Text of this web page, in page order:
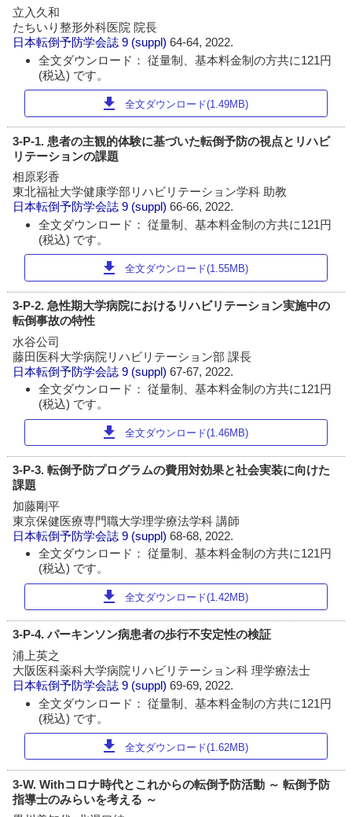
立入久和
たちいり整形外科医院 院長
日本転倒予防学会誌 9 (suppl)64-64, 2022.
全文ダウンロード： 従量制、基本料金制の方共に121円
(税込) です。
download 全文ダウンロード(1.49MB)
3-P-1. 患者の主観的体験に基づいた転倒予防の視点とリハビ
リテーションの課題
相原彩香
東北福祉大学健康学部リハビリテーション学科 助教
日本転倒予防学会誌 9 (suppl)66-66, 2022.
全文ダウンロード： 従量制、基本料金制の方共に121円
(税込) です。
download 全文ダウンロード(1.55MB)
3-P-2. 急性期大学病院におけるリハビリテーション実施中の
転倒事故の特性
水谷公司
藤田医科大学病院リハビリテーション部 課長
日本転倒予防学会誌 9 (suppl)67-67, 2022.
全文ダウンロード： 従量制、基本料金制の方共に121円
(税込) です。
download 全文ダウンロード(1.46MB)
3-P-3. 転倒予防プログラムの費用対効果と社会実装に向けた
課題
加藤剛平
東京保健医療専門職大学理学療法学科 講師
日本転倒予防学会誌 9 (suppl)68-68, 2022.
全文ダウンロード： 従量制、基本料金制の方共に121円
(税込) です。
download 全文ダウンロード(1.42MB)
3-P-4. パーキンソン病患者の歩行不安定性の検証
浦上英之
大阪医科薬科大学病院リハビリテーション科 理学療法士
日本転倒予防学会誌 9 (suppl)69-69, 2022.
全文ダウンロード： 従量制、基本料金制の方共に121円
(税込) です。
download 全文ダウンロード(1.62MB)
3-W. Withコロナ時代とこれからの転倒予防活動 ～ 転倒予防
指導士のみらいを考える ～